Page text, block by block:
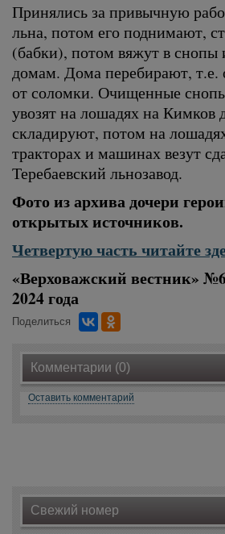
Принялись за привычную
льна, потом его поднимают,
(бабки), потом вяжут в снопы
домам. Дома перебирают, т.е.
от соломки. Очищенные
увозят на лошадях на Кимков
складируют, потом на
тракторах и машинах везут
Теребаевский льнозавод.
Фото из архива дочери
открытых источников.
Четвертую часть читайте
«Верховажский вестник»
2024 года
Поделиться
Комментарии (0)
Оставить комментарий
Свежий номер